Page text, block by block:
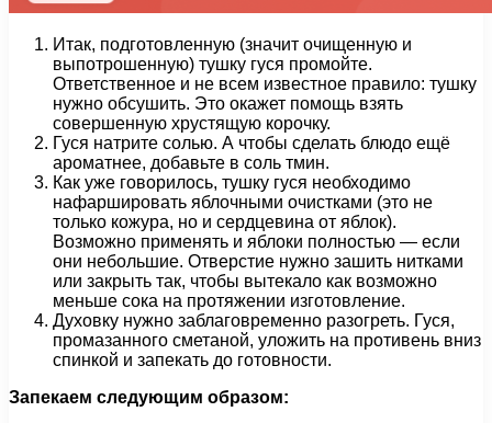
Итак, подготовленную (значит очищенную и
выпотрошенную) тушку гуся промойте.
Ответственное и не всем известное правило: тушку
нужно обсушить. Это окажет помощь взять
совершенную хрустящую корочку.
Гуся натрите солью. А чтобы сделать блюдо ещё
ароматнее, добавьте в соль тмин.
Как уже говорилось, тушку гуся необходимо
нафаршировать яблочными очистками (это не
только кожура, но и сердцевина от яблок).
Возможно применять и яблоки полностью — если
они небольшие. Отверстие нужно зашить нитками
или закрыть так, чтобы вытекало как возможно
меньше сока на протяжении изготовление.
Духовку нужно заблаговременно разогреть. Гуся,
промазанного сметаной, уложить на противень вниз
спинкой и запекать до готовности.
Запекаем следующим образом: